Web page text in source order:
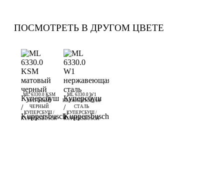
ПОСМОТРЕТЬ В ДРУГОМ ЦВЕТЕ
ML 6330.0 KSM
МАТОВЫЙ
ЧЕРНЫЙ
КУПЕРСБУШ /
KUPPERSBUSCH
ML 6330.0 W1
НЕРЖАВЕЮЩАЯ
СТАЛЬ
КУПЕРСБУШ /
KUPPERSBUSCH